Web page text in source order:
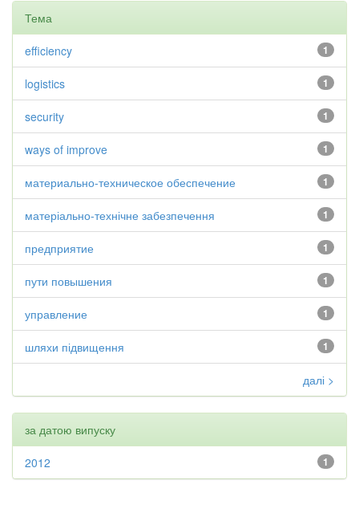
Тема
1
efficiency
1
logistics
1
security
1
ways of improve
1
материально-техническое обеспечение
1
матеріально-технічне забезпечення
1
предприятие
1
пути повышения
1
управление
1
шляхи підвищення
далі >
за датою випуску
1
2012